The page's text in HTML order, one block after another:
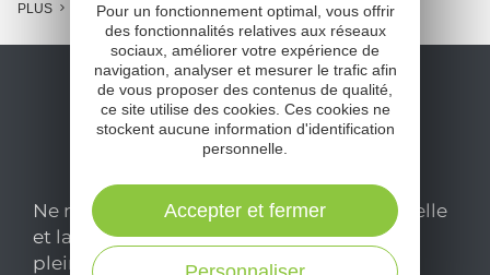
PLUS
Ne manquez pas notre newsletter mensuelle
et laissez-vous inspirer pour profiter
pleinement de votre séjour en Aveyron.
Pour un fonctionnement optimal, vous offrir
des fonctionnalités relatives aux réseaux
sociaux, améliorer votre expérience de
navigation, analyser et mesurer le trafic afin
de vous proposer des contenus de qualité,
ce site utilise des cookies. Ces cookies ne
stockent aucune information d'identification
personnelle.
Accepter et fermer